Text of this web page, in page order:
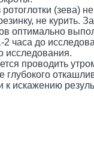
(зева)
не курить.
оптимально
часа до
исследования.
проводить
глубокого
к искажению